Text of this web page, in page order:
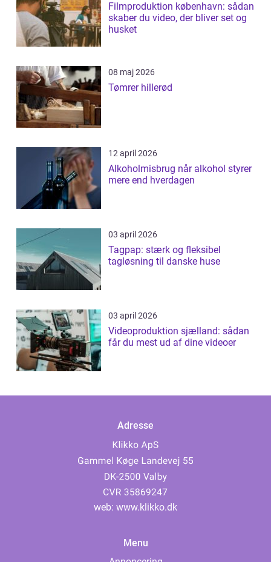
Filmproduktion københavn: sådan
skaber du video, der bliver set og
husket
08 maj 2026
Tømrer hillerød
12 april 2026
Alkoholmisbrug når alkohol styrer
mere end hverdagen
03 april 2026
Tagpap: stærk og fleksibel
tagløsning til danske huse
03 april 2026
Videoproduktion sjælland: sådan
får du mest ud af dine videoer
Adresse
web: www.klikko.dk
Menu